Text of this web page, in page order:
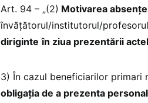
Art. 94 – „(2) Motivarea
învăţătorul/institutorul/
diriginte în ziua prezentării
3) În cazul beneficiarilor primari
obligaţia de a prezenta